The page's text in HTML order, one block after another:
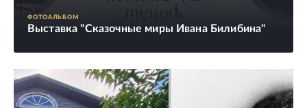
ФОТОАЛЬБОМ
Выставка "Сказочные миры Ивана Билибина"